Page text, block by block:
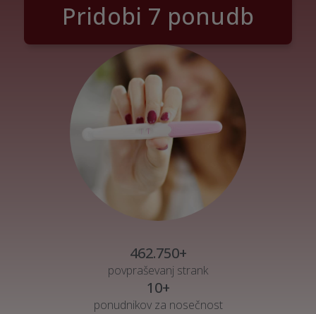
Pridobi 7 ponudb
462.750+
povpraševanj strank
10+
ponudnikov za nosečnost